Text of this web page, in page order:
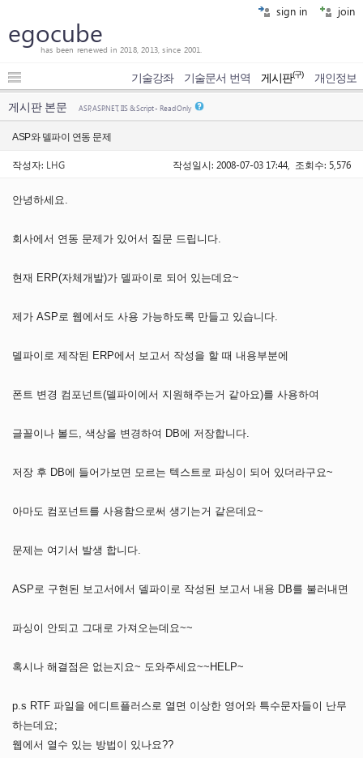
sign in join
egocube
has been renewed in 2018, 2013, since 2001.
기술강좌 기술문서 번역 게시판(구) 개인정보
게시판 본문 ASP, ASP.NET, IIS & Script - Read Only
ASP와 델파이 연동 문제
작성자: LHG 작성일시: 2008-07-03 17:44, 조회수: 5,576
안녕하세요.
회사에서 연동 문제가 있어서 질문 드립니다.
현재 ERP(자체개발)가 델파이로 되어 있는데요~
제가 ASP로 웹에서도 사용 가능하도록 만들고 있습니다.
델파이로 제작된 ERP에서 보고서 작성을 할 때 내용부분에
폰트 변경 컴포넌트(델파이에서 지원해주는거 같아요)를 사용하여
글꼴이나 볼드, 색상을 변경하여 DB에 저장합니다.
저장 후 DB에 들어가보면 모르는 텍스트로 파싱이 되어 있더라구요~
아마도 컴포넌트를 사용함으로써 생기는거 같은데요~
문제는 여기서 발생 합니다.
ASP로 구현된 보고서에서 델파이로 작성된 보고서 내용 DB를 불러내면
파싱이 안되고 그대로 가져오는데요~~
혹시나 해결점은 없는지요~ 도와주세요~~HELP~
p.s RTF 파일을 에디트플러스로 열면 이상한 영어와 특수문자들이 난무
하는데요;
웹에서 열수 있는 방법이 있나요??